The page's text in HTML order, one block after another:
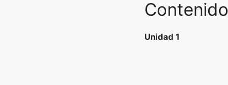
Contenido
Unidad 1